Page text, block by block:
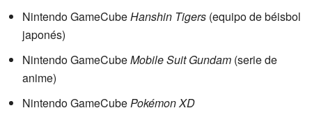
Nintendo GameCubeHanshin Tigers (equipo de béisbol
japonés)
Nintendo GameCubeMobile Suit Gundam (serie de
anime)
Nintendo GameCube Pokémon XD